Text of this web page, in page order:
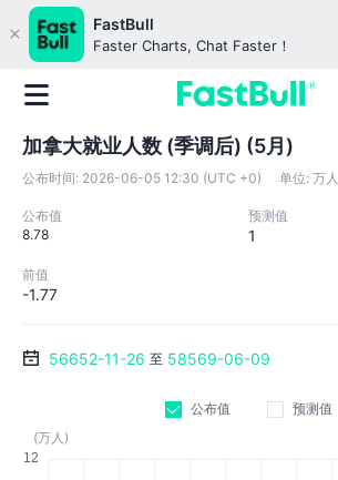
FastBull
Faster Charts, Chat Faster！
加拿大就业人数 (季调后) (5月)
公布时间: 2026-06-05 12:30 (UTC +0) 单位: 万人
公布值
8.78
预测值
1
前值
-1.77
56652-11-26 至 58569-06-09
公布值
预测值
(万人)